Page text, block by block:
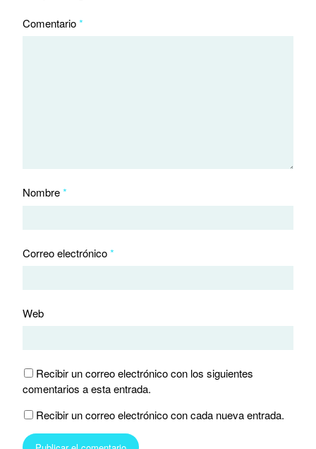
Comentario*
Nombre*
Correo electrónico*
Web
Recibir un correo electrónico con los siguientes
comentarios a esta entrada.
Recibir un correo electrónico con cada nueva entrada.